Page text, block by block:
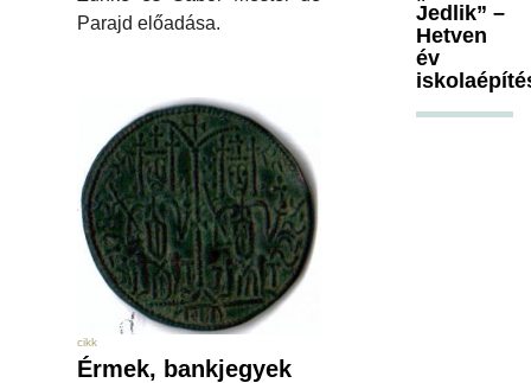
Parajd előadása.
cikk
Érmek, bankjegyek
Jedlik” –
Hetven
év